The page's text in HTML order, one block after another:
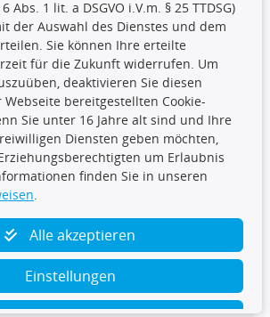
Abs. 1 lit. a DSGVO i.V.m. § 25 TTDSG)
der Auswahl des Dienstes und dem
Sie können Ihre erteilte
für die Zukunft widerrufen. Um
deaktivieren Sie diesen
bereitgestellten Cookie-
Sie unter 16 Jahre alt sind und Ihre
Diensten geben möchten,
um Erlaubnis
finden Sie in unseren
.
Alle akzeptieren
Einstellungen